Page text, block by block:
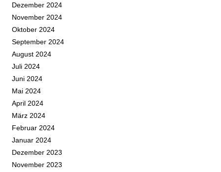
Dezember 2024
November 2024
Oktober 2024
September 2024
August 2024
Juli 2024
Juni 2024
Mai 2024
April 2024
März 2024
Februar 2024
Januar 2024
Dezember 2023
November 2023